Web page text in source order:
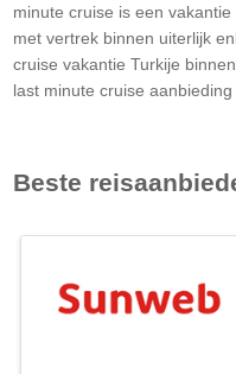
minute cruise is een
met vertrek binnen uiterlijk
cruise vakantie Turkije
last minute cruise aanbieding
Beste